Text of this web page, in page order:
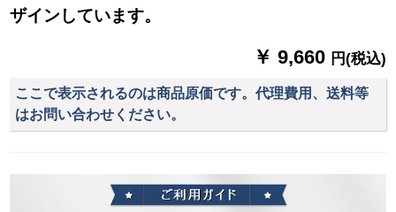
ザインしています。
￥ 9,660 円(税込)
ここで表示されるのは商品原価です。代理費用、送料等
はお問い合わせください。